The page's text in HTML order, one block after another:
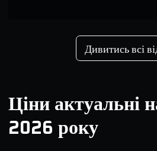
Дивитись всі
Ціни актуальні
2026 року